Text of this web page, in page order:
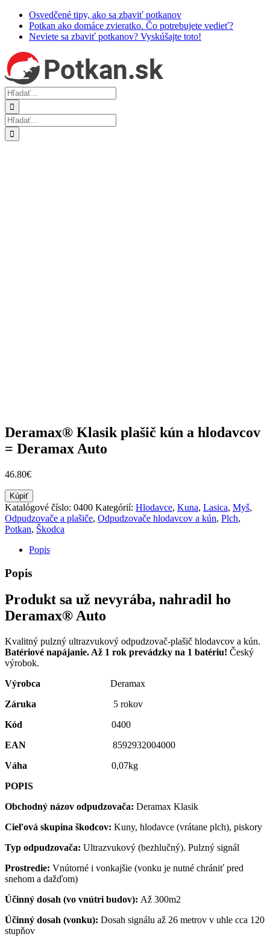
Skip
content
Osvedčené tipy, ako sa zbaviť potkanov
Potkan ako domáce zvieratko. Čo potrebujete vedieť?
Neviete sa zbaviť potkanov? Vyskúšajte toto!
Hľadať:
Hľadať:
Deramax® Klasik plašič kún a hlodavcov
= Deramax Auto
46.80€
Kúpiť
Katalógové číslo: 0400 Kategórií: Hlodavce, Kuna, Lasica, Myš,
Odpudzovače a plašiče, Odpudzovače hlodavcov a kún, Plch,
Potkan, Škodca
Popis
Popis
Produkt sa už nevyrába, nahradil ho
Deramax® Auto
Kvalitný pulzný ultrazvukový odpudzovač-plašič hlodavcov a kún.
Batériové napájanie. Až 1 rok prevádzky na 1 batériu! Český
výrobok.
Výrobca Deramax
Záruka 5 rokov
Kód 0400
EAN 8592932004000
Váha 0,07kg
POPIS
Obchodný názov odpudzovača: Deramax Klasik
Cieľová skupina škodcov: Kuny, hlodavce (vrátane plch), piskory
Typ odpudzovača: Ultrazvukový (bezhlučný). Pulzný signál
Prostredie: Vnútorné i vonkajšie (vonku je nutné chrániť pred
snehom a dažďom)
Účinný dosah (vo vnútri budov): Až 300m2
Účinný dosah (vonku): Dosah signálu až 26 metrov v uhle cca 120
stupňov